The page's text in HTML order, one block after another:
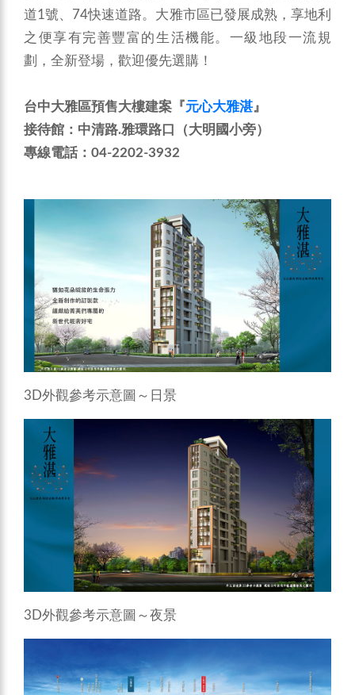
道1號、74快速道路。大雅市區已發展成熟，享地利
之便享有完善豐富的生活機能。一級地段一流規
劃，全新登場，歡迎優先選購！
台中大雅區預售大樓建案『 元心大雅湛』
接待館：中清路.雅環路口（大明國小旁）
專線電話：04-2202-3932
3D外觀參考示意圖～日景
3D外觀參考示意圖～夜景